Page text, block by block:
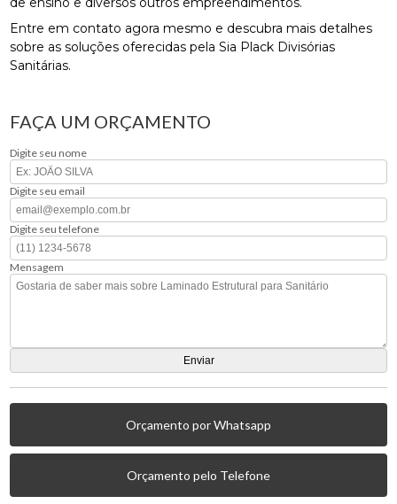
Entre em contato agora mesmo e descubra mais detalhes
sobre as soluções oferecidas pela Sia Plack Divisórias
Sanitárias.
FAÇA UM ORÇAMENTO
Digite seu nome
Digite seu email
Digite seu telefone
Mensagem
Orçamento por Whatsapp
Orçamento pelo Telefone